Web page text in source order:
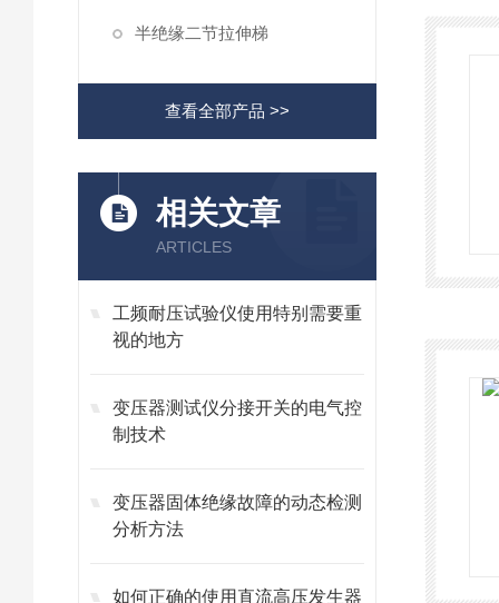
半绝缘二节拉伸梯
查看全部产品 >>
相关文章
ARTICLES
工频耐压试验仪使用特别需要重
视的地方
变压器测试仪分接开关的电气控
制技术
变压器固体绝缘故障的动态检测
分析方法
如何正确的使用直流高压发生器